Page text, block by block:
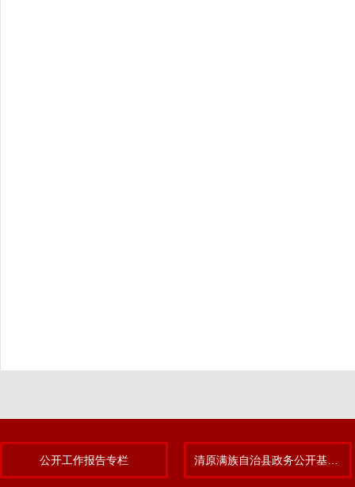
公开工作报告专栏